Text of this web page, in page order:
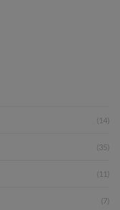
(14)
(35)
(11)
(7)